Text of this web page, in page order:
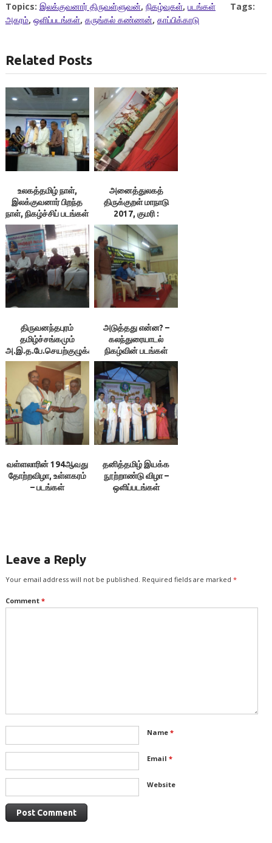
Topics: இலக்குவனார் திருவள்ளுவன், நிகழ்வுகள், படங்கள்
Tags:
அகரம், ஒளிப்படங்கள், கருங்கல் கண்ணன், காப்பிக்காடு
Related Posts
உலகத்தமிழ் நாள்,
இலக்குவனார் பிறந்த
நாள், நிகழ்ச்சிப் படங்கள்
அனைத்துலகத்
திருக்குறள் மாநாடு
2017, குமரி :
படத்தொகுப்பு 21
திருவனந்தபுரம்
தமிழ்ச்சங்கமும்
அ.இ.த.பே.செயற்குழுக்கூட்டமும்
– ஒளிப்படங்கள்
அடுத்தது என்ன? –
கலந்துரையாடல்
நிகழ்வின் படங்கள்
வள்ளலாரின் 194ஆவது
தோற்றவிழா, உள்ளகரம்
– படங்கள்
தனித்தமிழ் இயக்க
நூற்றாண்டு விழா –
ஒளிப்படங்கள்
Leave a Reply
Your email address will not be published. Required fields are marked *
Comment *
Name *
Email *
Website